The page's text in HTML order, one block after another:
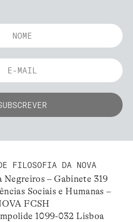
FILOSOFIA DA NOVA
Negreiros – Gabinete 319
Sociais e Humanas –
FCSH
1099-032 Lisboa